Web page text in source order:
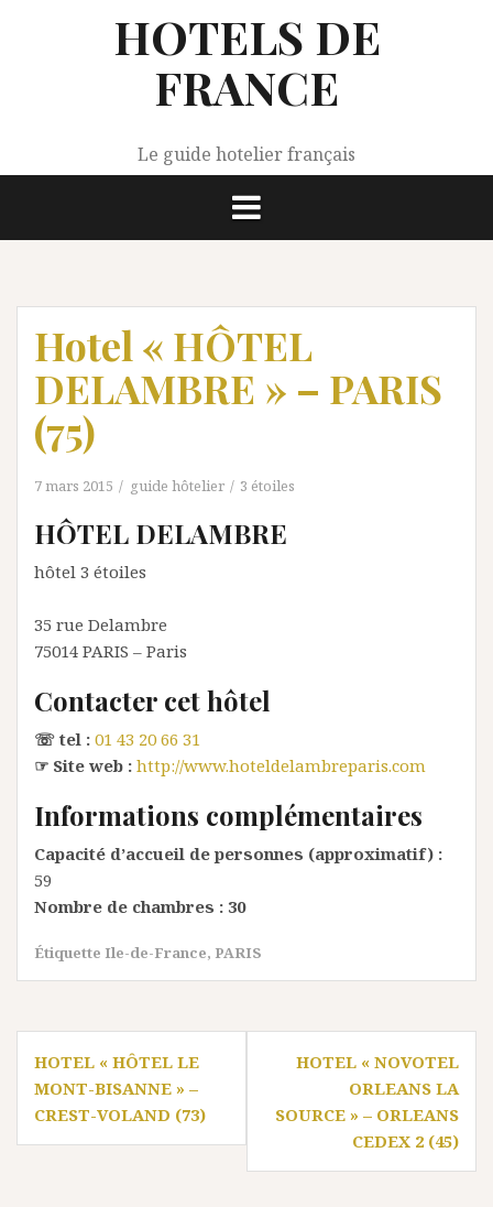
HOTELS DE
FRANCE
Le guide hotelier français
Hotel « HÔTEL
DELAMBRE » – PARIS
(75)
7 mars 2015 guide hôtelier 3 étoiles
HÔTEL DELAMBRE
hôtel 3 étoiles
35 rue Delambre
75014 PARIS – Paris
Contacter cet hôtel
☏ tel : 01 43 20 66 31
☞ Site web : http://www.hoteldelambreparis.com
Informations complémentaires
Capacité d’accueil de personnes (approximatif) :
59
Nombre de chambres : 30
Étiquette Ile-de-France, PARIS
Navigation
de
l’article
HOTEL « HÔTEL LE
MONT-BISANNE » –
CREST-VOLAND (73)
HOTEL « NOVOTEL
ORLEANS LA
SOURCE » – ORLEANS
CEDEX 2 (45)